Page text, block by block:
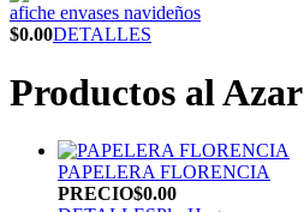
afiche envases navideños
$0.00DETALLES
Productos al Azar
PAPELERA FLORENCIA
PRECIO$0.00